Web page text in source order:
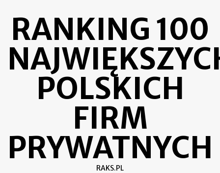
contentRANKING 100
POLSKICH
FIRM
PRYWATNYCH
RAKS.PL